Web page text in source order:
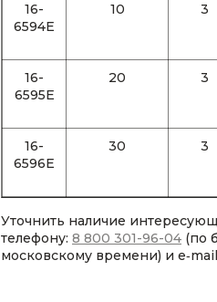
16-
6594E
10 3
16-
6595E
20 3
16-
6596E
30 3
Уточнить наличие
телефону: 8 800 301-96-04 (по
московскому времени) и